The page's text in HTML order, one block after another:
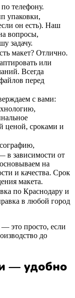
телефону.
упаковки,
он есть). Наш
вопросы,
задачу.
макет? Отлично.
или
Всегда
перед
с вами:
ценой, сроками и
в зависимости от
на
и качества. Срок
макета.
по Краснодару и
в любой город
это просто, если
до
— удобно